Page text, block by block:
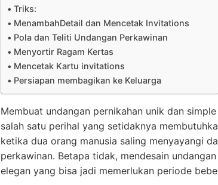
Triks:
MenambahDetail dan Mencetak Invitations
Pola dan Teliti Undangan Perkawinan
Menyortir Ragam Kertas
Mencetak Kartu invitations
Persiapan membagikan ke Keluarga
Membuat undangan pernikahan unik dan
salah satu perihal yang setidaknya
ketika dua orang manusia saling menyayangi
perkawinan. Betapa tidak, mendesain
elegan yang bisa jadi memerlukan periode